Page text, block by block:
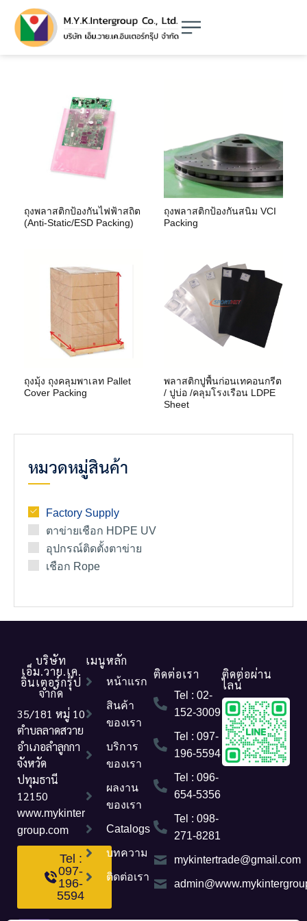
หมวดหมู่สินค้า
Factory Supply
ตาข่ายเชือก HDPE UV
อุปกรณ์ติดตั้งตาข่าย
เชือก Rope
ถุงพลาสติกป้องกันไฟฟ้าสถิต
(Anti-Static/ESD Packing)
ถุงพลาสติกป้องกันสนิม VCI
Packing
ถุงมุ้ง ถุงคลุมพาเลท Pallet
Cover Packing
พลาสติกปูพื้นก่อนเทคอนกรีต
/ ปูบ่อ /คลุมโรงเรือน LDPE
Sheet
บริษัท
เอ็ม.วาย.เค.
อินเตอร์กรุ๊ป
จำกัด
35/181 หมู่ 10
ตำบลลาดสวาย
อำเภอลำลูกกา
จังหวัด
ปทุมธานี
12150
www.mykinter
group.com
Tel :
097-
196-
5594
เมนูหลัก
หน้าแรก
สินค้า
ของเรา
บริการ
ของเรา
ผลงาน
ของเรา
Catalogs
บทความ
ติดต่อเรา
ติดต่อเรา
Tel : 02-
152-3009
Tel : 097-
196-5594
Tel : 096-
654-5356
Tel : 098-
271-8281
mykintertrade@gmail.com
ติดต่อผ่าน
ไลน์